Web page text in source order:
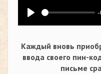
Воспроизвести
Каждый вновь
ввода своего пин-
письме